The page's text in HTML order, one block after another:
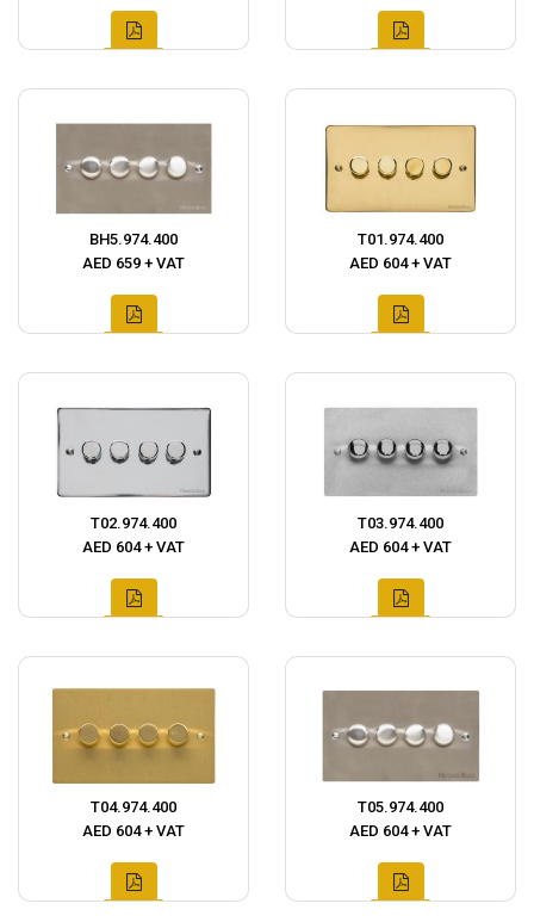
BH5.974.400
AED 659 + VAT
T01.974.400
AED 604 + VAT
T02.974.400
AED 604 + VAT
T03.974.400
AED 604 + VAT
T04.974.400
AED 604 + VAT
T05.974.400
AED 604 + VAT